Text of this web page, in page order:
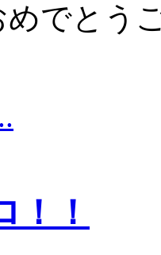
めでとう
！！